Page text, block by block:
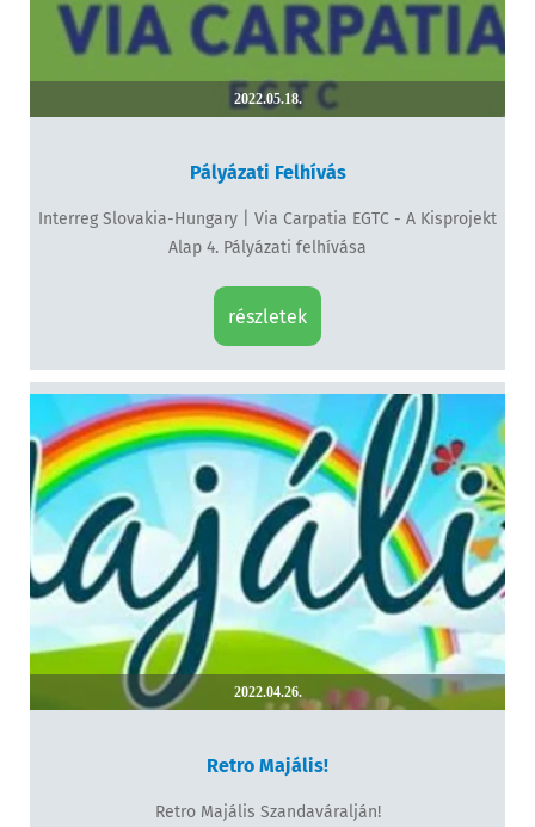
2022.05.18.
Pályázati Felhívás
Interreg Slovakia-Hungary | Via Carpatia EGTC - A Kisprojekt
Alap 4. Pályázati felhívása
részletek
2022.04.26.
Retro Majális!
Retro Majális Szandaváralján!